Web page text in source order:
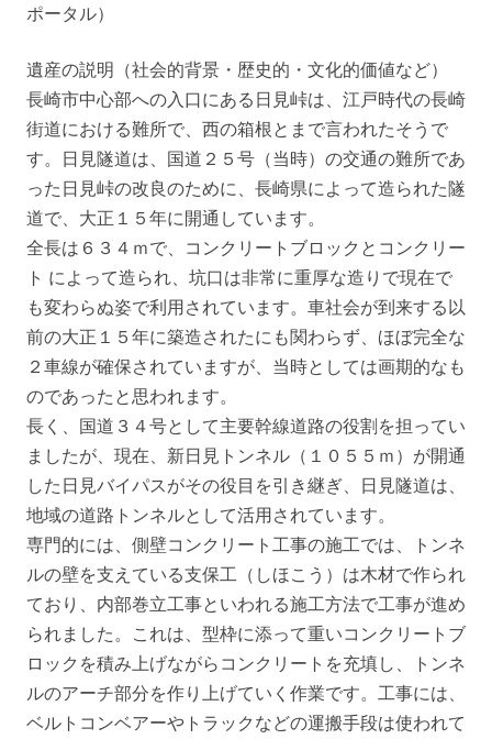
ポータル）
遺産の説明（社会的背景・歴史的・文化的価値など）
長崎市中心部への入口にある日見峠は、江戸時代の長崎
街道における難所で、西の箱根とまで言われたそうで
す。日見隧道は、国道２５号（当時）の交通の難所であ
った日見峠の改良のために、長崎県によって造られた隧
道で、大正１５年に開通しています。
全長は６３４ｍで、コンクリートブロックとコンクリー
ト によって造られ、坑口は非常に重厚な造りで現在で
も変わらぬ姿で利用されています。車社会が到来する以
前の大正１５年に築造されたにも関わらず、ほぼ完全な
２車線が確保されていますが、当時としては画期的なも
のであったと思われます。
長く、国道３４号として主要幹線道路の役割を担ってい
ましたが、現在、新日見トンネル（１０５５ｍ）が開通
した日見バイパスがその役目を引き継ぎ、日見隧道は、
地域の道路トンネルとして活用されています。
専門的には、側壁コンクリート工事の施工では、トンネ
ルの壁を支えている支保工（しほこう）は木材で作られ
ており、内部巻立工事といわれる施工方法で工事が進め
られました。これは、型枠に添って重いコンクリートブ
ロックを積み上げながらコンクリートを充填し、トンネ
ルのアーチ部分を作り上げていく作業です。工事には、
ベルトコンベアーやトラックなどの運搬手段は使われて